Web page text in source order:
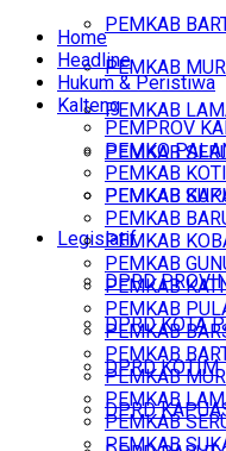
PEMKAB
PEMKAB
PEMKAB
PEMKAB
PEMKAB
Legislatif
DPRD
DPRD KOTA
DPRD KOTIM
DPRD
Home
Headline
Hukum & Peristiwa
Kalteng
PEMPROV
PEMKO
PEMKAB
PEMKAB
PEMKAB
PEMKAB
PEMKAB
PEMKAB
PEMKAB
PEMKAB
PEMKAB
PEMKAB
PEMKAB
PEMKAB
PEMKAB